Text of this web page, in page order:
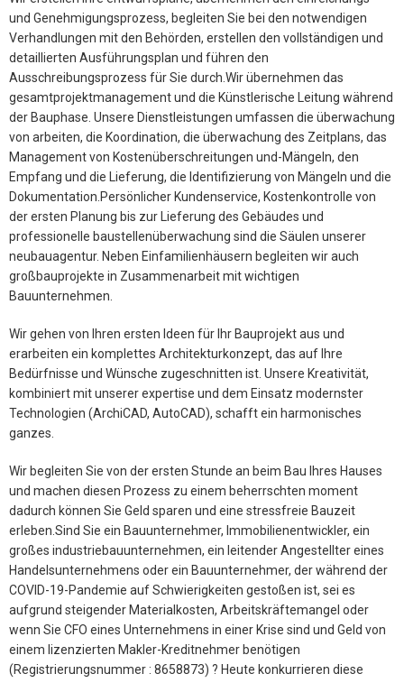
und Genehmigungsprozess, begleiten Sie bei den notwendigen
Verhandlungen mit den Behörden, erstellen den vollständigen und
detaillierten Ausführungsplan und führen den
Ausschreibungsprozess für Sie durch.Wir übernehmen das
gesamtprojektmanagement und die Künstlerische Leitung während
der Bauphase. Unsere Dienstleistungen umfassen die überwachung
von arbeiten, die Koordination, die überwachung des Zeitplans, das
Management von Kostenüberschreitungen und-Mängeln, den
Empfang und die Lieferung, die Identifizierung von Mängeln und die
Dokumentation.Persönlicher Kundenservice, Kostenkontrolle von
der ersten Planung bis zur Lieferung des Gebäudes und
professionelle baustellenüberwachung sind die Säulen unserer
neubauagentur. Neben Einfamilienhäusern begleiten wir auch
großbauprojekte in Zusammenarbeit mit wichtigen
Bauunternehmen.
Wir gehen von Ihren ersten Ideen für Ihr Bauprojekt aus und
erarbeiten ein komplettes Architekturkonzept, das auf Ihre
Bedürfnisse und Wünsche zugeschnitten ist. Unsere Kreativität,
kombiniert mit unserer expertise und dem Einsatz modernster
Technologien (ArchiCAD, AutoCAD), schafft ein harmonisches
ganzes.
Wir begleiten Sie von der ersten Stunde an beim Bau Ihres Hauses
und machen diesen Prozess zu einem beherrschten moment
dadurch können Sie Geld sparen und eine stressfreie Bauzeit
erleben.Sind Sie ein Bauunternehmer, Immobilienentwickler, ein
großes industriebauunternehmen, ein leitender Angestellter eines
Handelsunternehmens oder ein Bauunternehmer, der während der
COVID-19-Pandemie auf Schwierigkeiten gestoßen ist, sei es
aufgrund steigender Materialkosten, Arbeitskräftemangel oder
wenn Sie CFO eines Unternehmens in einer Krise sind und Geld von
einem lizenzierten Makler-Kreditnehmer benötigen
(Registrierungsnummer : 8658873) ? Heute konkurrieren diese